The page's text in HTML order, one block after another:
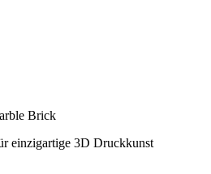
Brick
einzigartige 3D Druckkunst